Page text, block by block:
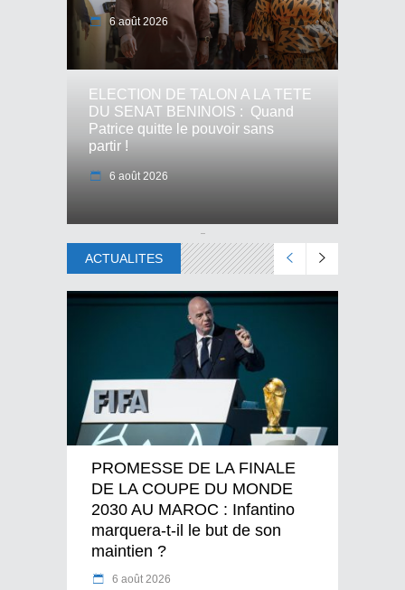
6 août 2026
ELECTION DE TALON A LA TETE
DU SENAT BENINOIS : Quand
Patrice quitte le pouvoir sans
partir !
6 août 2026
ACTUALITES
PROMESSE DE LA FINALE
DE LA COUPE DU MONDE
2030 AU MAROC : Infantino
marquera-t-il le but de son
maintien ?
6 août 2026